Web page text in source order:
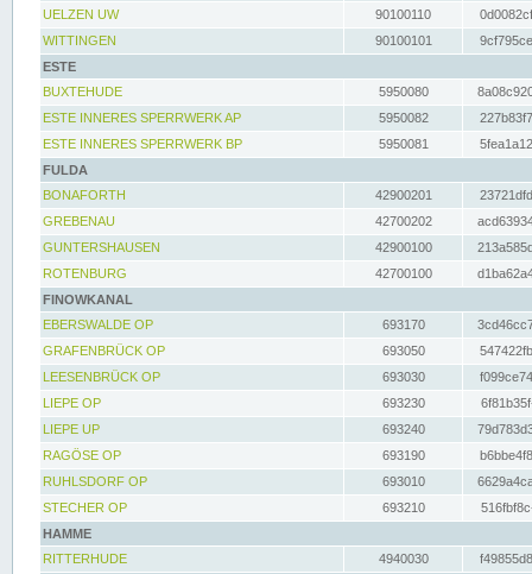
UELZEN UW
90100110
WITTINGEN
90100101
ESTE
BUXTEHUDE
5950080
ESTE INNERES SPERRWERK AP
5950082
ESTE INNERES SPERRWERK BP
5950081
FULDA
BONAFORTH
42900201
GREBENAU
42700202
GUNTERSHAUSEN
42900100
ROTENBURG
42700100
FINOWKANAL
EBERSWALDE OP
693170
GRAFENBRÜCK OP
693050
LEESENBRÜCK OP
693030
LIEPE OP
693230
LIEPE UP
693240
RAGÖSE OP
693190
RUHLSDORF OP
693010
STECHER OP
693210
HAMME
RITTERHUDE
4940030